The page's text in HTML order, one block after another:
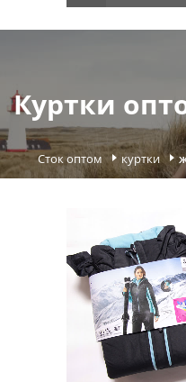
Куртки
Сток оптом куртки